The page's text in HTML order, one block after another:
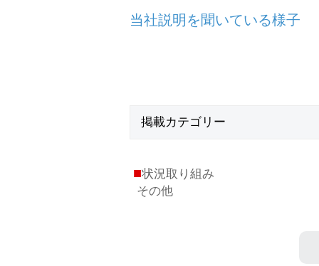
当社説明を聞いている様子
掲載カテゴリー
■状況取り組み
その他